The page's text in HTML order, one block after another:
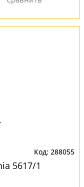
288055
5617/1